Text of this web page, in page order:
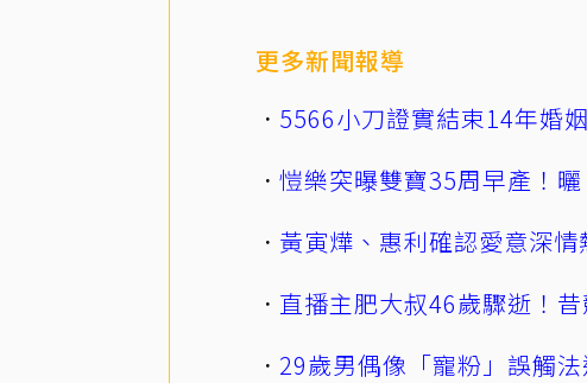
更多新聞報導
5566小刀證實結束14年婚
愷樂突曝雙寶35周早產！
黃寅燁、惠利確認愛意深
直播主肥大叔46歲驟逝！
29歲男偶像「寵粉」誤觸